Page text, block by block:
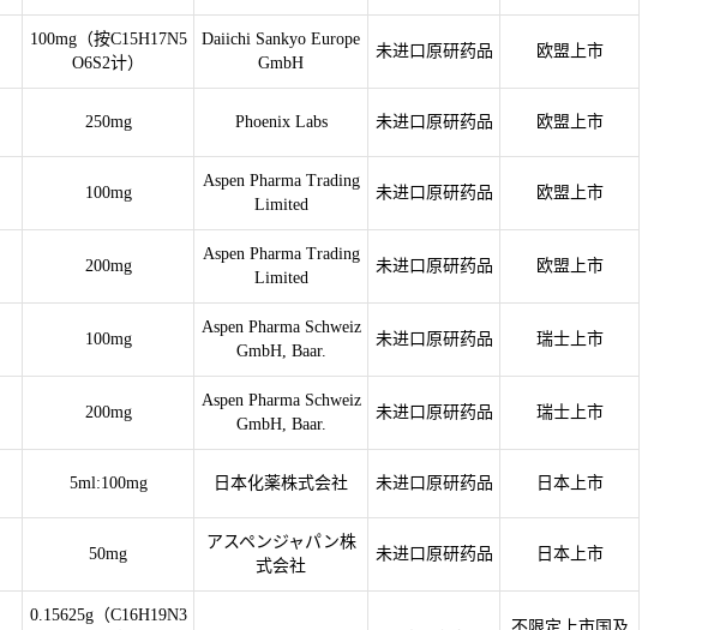
100mg（按C15H17N5
O6S2计）
Daiichi Sankyo Europe
GmbH
未进口原研药品 欧盟上市
250mg Phoenix Labs 未进口原研药品 欧盟上市
100mg
Aspen Pharma Trading
Limited
未进口原研药品 欧盟上市
200mg
Aspen Pharma Trading
Limited
未进口原研药品 欧盟上市
100mg
Aspen Pharma Schweiz
GmbH, Baar.
未进口原研药品 瑞士上市
200mg
Aspen Pharma Schweiz
GmbH, Baar.
未进口原研药品 瑞士上市
5ml:100mg 日本化薬株式会社 未进口原研药品 日本上市
50mg
アスペンジャパン株
式会社
未进口原研药品 日本上市
0.15625g（C16H19N3